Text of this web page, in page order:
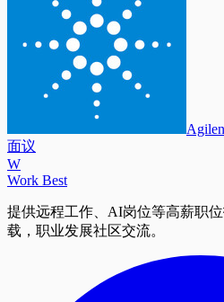
面议
W
Work Best
提供远程工作、AI岗位等高薪职
载，职业发展社区交流。